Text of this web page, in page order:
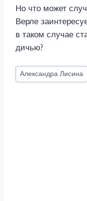
Но что может
Верле
в таком случае
дичью?
Метки
записи:
Александра Лисина